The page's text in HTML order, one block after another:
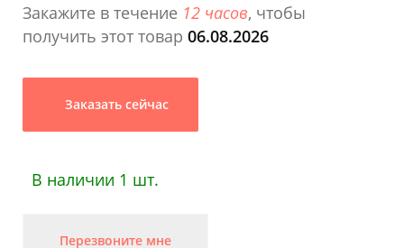
Закажите в течение 12 часов, чтобы
получить этот товар 06.08.2026
Заказать сейчас
В наличии 1 шт.
Перезвоните мне